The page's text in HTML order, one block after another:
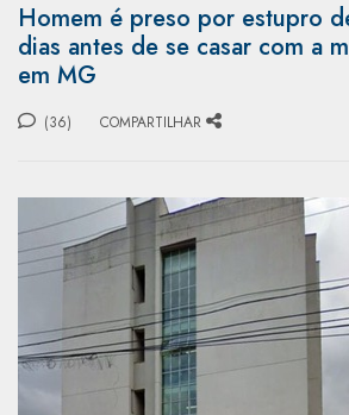
Homem é preso por estupro
dias antes de se casar com a
em MG
(36) COMPARTILHAR